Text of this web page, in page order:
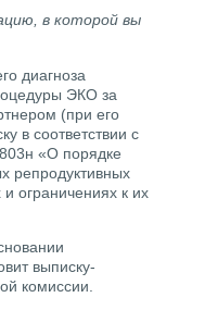
в которой вы
диагноза
ЭКО за
(при его
в соответствии с
«О порядке
репродуктивных
ограничениях к их
выписку-
комиссии.